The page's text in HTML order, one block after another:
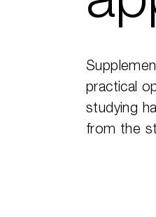
practical
studying
from the